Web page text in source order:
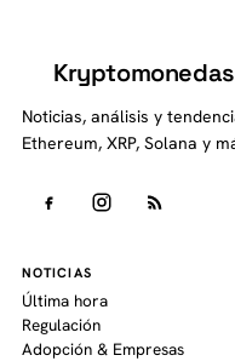
Kryptomonedas
Noticias, análisis y
Ethereum, XRP, Solana y
NOTICIAS
Última hora
Regulación
Adopción & Empresas